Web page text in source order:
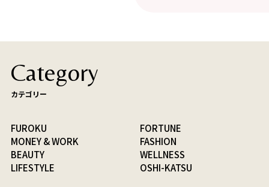
Category
カテゴリー
FUROKU
FORTUNE
MONEY & WORK
FASHION
BEAUTY
WELLNESS
LIFESTYLE
OSHI-KATSU